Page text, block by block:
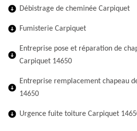
Débistrage de cheminée Carpiquet
Fumisterie Carpiquet
Entreprise pose et réparation de
Carpiquet 14650
Entreprise remplacement chapeau
14650
Urgence fuite toiture Carpiquet